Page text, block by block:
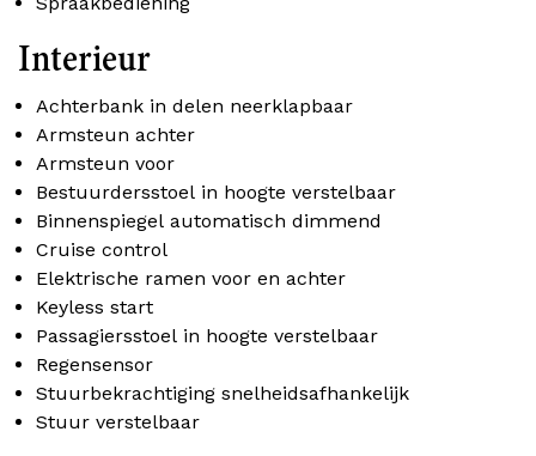
Interieur
Achterbank in delen neerklapbaar
Armsteun achter
Armsteun voor
Bestuurdersstoel in hoogte verstelbaar
Binnenspiegel automatisch dimmend
Cruise control
Elektrische ramen voor en achter
Keyless start
Passagiersstoel in hoogte verstelbaar
Regensensor
Stuurbekrachtiging snelheidsafhankelijk
Stuur verstelbaar